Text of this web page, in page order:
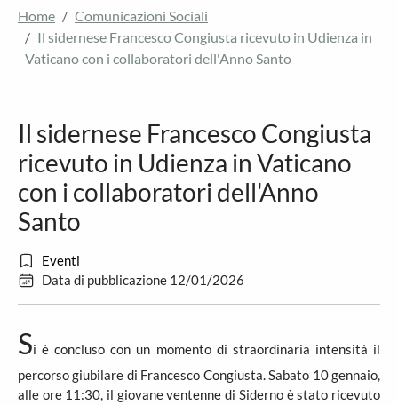
Home
Comunicazioni Sociali
Il sidernese Francesco Congiusta ricevuto in Udienza in
Vaticano con i collaboratori dell'Anno Santo
Il sidernese Francesco Congiusta
ricevuto in Udienza in Vaticano
con i collaboratori dell'Anno
Santo
Eventi
Data di pubblicazione 12/01/2026
Si è concluso con un momento di straordinaria intensità il
percorso giubilare di Francesco Congiusta. Sabato 10 gennaio,
alle ore 11:30, il giovane ventenne di Siderno è stato ricevuto